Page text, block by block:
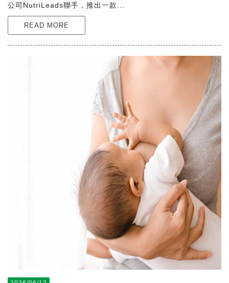
公司NutriLeads聯手，推出一款...
READ MORE